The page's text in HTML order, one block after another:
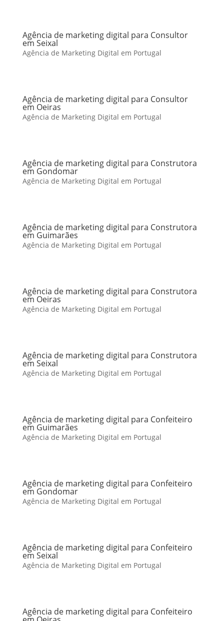
Agência de marketing digital para Consultor
em Seixal
Agência de Marketing Digital em Portugal
Agência de marketing digital para Consultor
em Oeiras
Agência de Marketing Digital em Portugal
Agência de marketing digital para Construtora
em Gondomar
Agência de Marketing Digital em Portugal
Agência de marketing digital para Construtora
em Guimarães
Agência de Marketing Digital em Portugal
Agência de marketing digital para Construtora
em Oeiras
Agência de Marketing Digital em Portugal
Agência de marketing digital para Construtora
em Seixal
Agência de Marketing Digital em Portugal
Agência de marketing digital para Confeiteiro
em Guimarães
Agência de Marketing Digital em Portugal
Agência de marketing digital para Confeiteiro
em Gondomar
Agência de Marketing Digital em Portugal
Agência de marketing digital para Confeiteiro
em Seixal
Agência de Marketing Digital em Portugal
Agência de marketing digital para Confeiteiro